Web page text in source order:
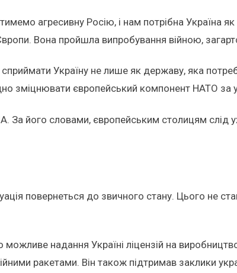
агресивну Росію, і нам потрібна Україна як
Вона пройшла випробування війною,
Україну не лише як державу, яка
зміцнювати європейський компонент НАТО за
За його словами, європейським столицям слід
повернеться до звичного стану. Цього не
надання Україні ліцензій на
ракетами. Він також підтримав заклики